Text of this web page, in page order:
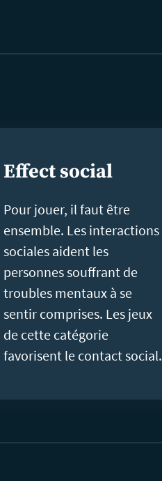
Effect social
Pour jouer, il faut être
ensemble. Les interactions
sociales aident les
personnes souffrant de
troubles mentaux à se
sentir comprises. Les jeux
de cette catégorie
favorisent le contact social.